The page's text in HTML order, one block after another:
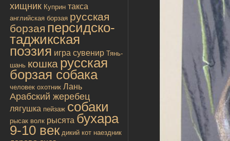
хищник Куприн такса
английская борзая русская
борзая персидско-
таджикская
поэзия игра сувенир Тянь-
шань кошка русская
борзая собака
человек охотник Лань
Арабский жеребец
лягушка пейзаж собаки
рысак волк рысята бухара
9-10 век дикий кот наездник